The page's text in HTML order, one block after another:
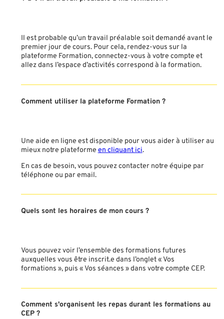
Il est probable qu’un travail préalable soit demandé avant le
premier jour de cours. Pour cela, rendez-vous sur la
plateforme Formation, connectez-vous à votre compte et
allez dans l’espace d’activités correspond à la formation.
Comment utiliser la plateforme Formation ?
Une aide en ligne est disponible pour vous aider à utiliser au
mieux notre plateforme en cliquant ici.
En cas de besoin, vous pouvez contacter notre équipe par
téléphone ou par email.
Quels sont les horaires de mon cours ?
Vous pouvez voir l’ensemble des formations futures
auxquelles vous être inscrit.e dans l’onglet « Vos
formations », puis « Vos séances » dans votre compte CEP.
Comment s'organisent les repas durant les formations au
CEP ?